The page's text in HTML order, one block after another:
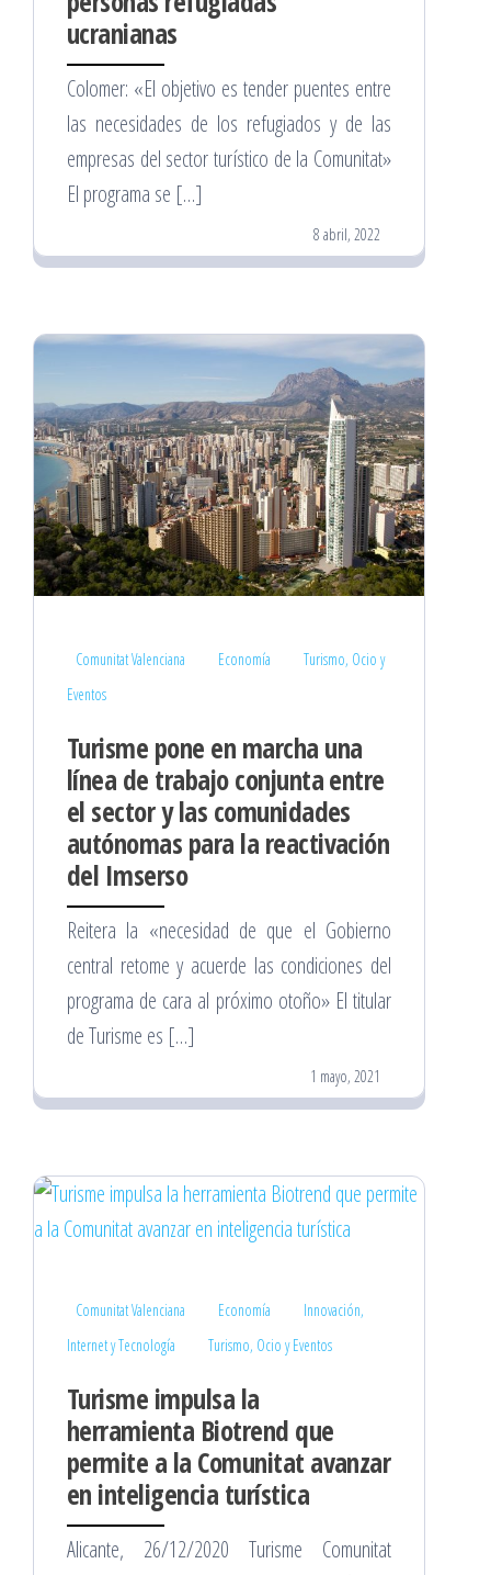
ucranianas
Colomer: «El objetivo es tender puentes entre
las necesidades de los refugiados y de las
empresas del sector turístico de la Comunitat»
El programa se […]
8 abril, 2022
Comunitat Valenciana Economía
Turismo, Ocio y
Eventos
Turisme pone en marcha una
línea de trabajo conjunta entre
el sector y las comunidades
autónomas para la reactivación
del Imserso
Reitera la «necesidad de que el Gobierno
central retome y acuerde las condiciones del
programa de cara al próximo otoño» El titular
de Turisme es […]
1 mayo, 2021
Comunitat Valenciana Economía
Innovación,
Internet y Tecnología
Turismo, Ocio y Eventos
Turisme impulsa la
herramienta Biotrend que
permite a la Comunitat avanzar
en inteligencia turística
Alicante, 26/12/2020 Turisme Comunitat